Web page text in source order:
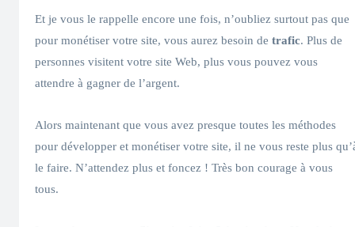
Et je vous le rappelle encore une fois, n’oubliez surtout pas que
pour monétiser votre site, vous aurez besoin de trafic. Plus de
personnes visitent votre site Web, plus vous pouvez vous
attendre à gagner de l’argent.
Alors maintenant que vous avez presque toutes les méthodes
pour développer et monétiser votre site, il ne vous reste plus
le faire. N’attendez plus et foncez ! Très bon courage à vous
tous.